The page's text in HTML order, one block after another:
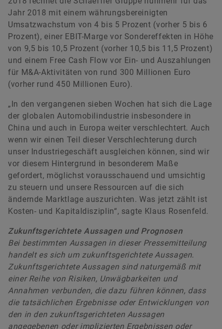
Jahr 2018 mit einem währungsbereinigten
Umsatzwachstum von 4 bis 5 Prozent (vorher 5 bis 6
Prozent), einer EBIT-Marge vor Sondereffekten in Höhe
von 9,5 bis 10,5 Prozent (vorher 10,5 bis 11,5 Prozent)
und einem Free Cash Flow vor Ein- und Auszahlungen
für M&A-Aktivitäten von rund 300 Millionen Euro
(vorher rund 450 Millionen Euro).
„In den vergangenen sieben Wochen hat sich die Lage
der globalen Automobilindustrie insbesondere in
China und auch in Europa weiter verschlechtert. Auch
wenn wir einen Teil dieser Verschlechterung durch
unser Industriegeschäft ausgleichen können, sind wir
vor diesem Hintergrund in besonderem Maße
gefordert, möglichst vorausschauend und umsichtig
zu steuern und unsere Ressourcen auf die sich
ändernde Marktlage auszurichten. Was jetzt zählt ist
Kosten- und Kapitaldisziplin“, sagte Klaus Rosenfeld.
Zukunftsgerichtete Aussagen und Prognosen
Bei bestimmten Aussagen in dieser Pressemitteilung
handelt es sich um zukunftsgerichtete Aussagen.
Zukunftsgerichtete Aussagen sind naturgemäß mit
einer Reihe von Risiken, Unwägbarkeiten und
Annahmen verbunden, die dazu führen können, dass
die tatsächlichen Ergebnisse oder Entwicklungen von
den in den zukunftsgerichteten Aussagen
angegebenen oder implizierten Ergebnissen oder